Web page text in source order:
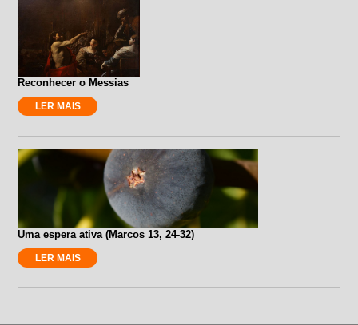
Reconhecer o Messias
LER MAIS
Uma espera ativa (Marcos 13, 24-32)
LER MAIS